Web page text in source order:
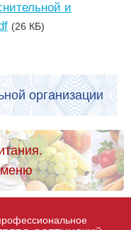
и
(26 КБ)
организации